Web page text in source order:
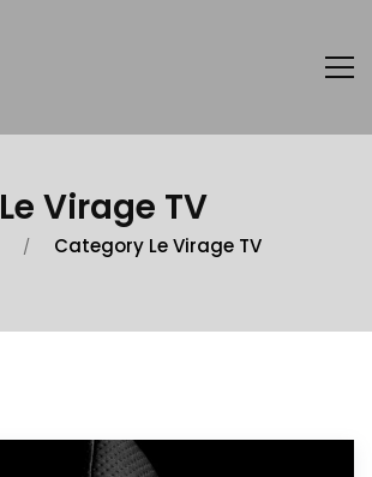
Le Virage TV
Category Le Virage TV